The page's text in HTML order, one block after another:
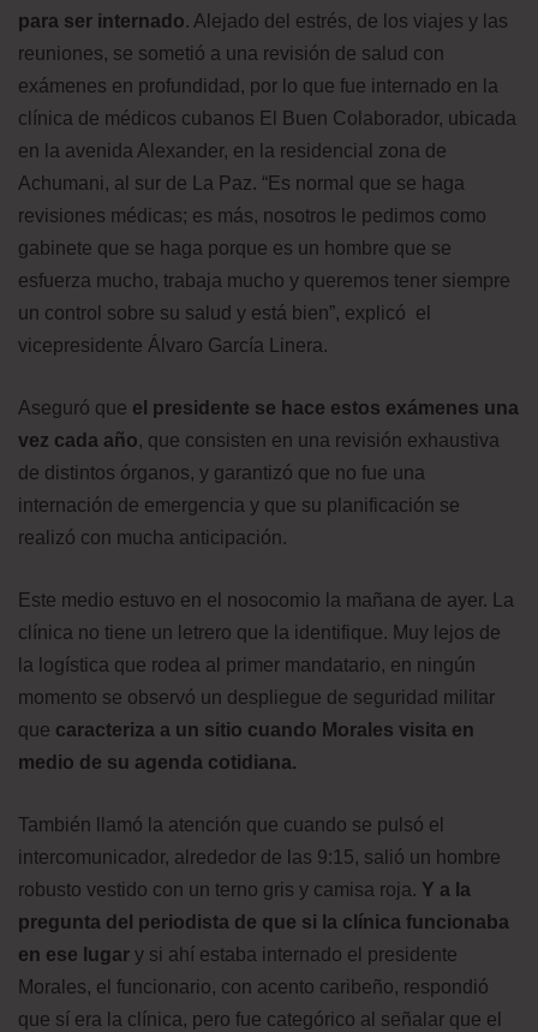
para ser internado. Alejado del estrés, de los viajes y las
reuniones, se sometió a una revisión de salud con
exámenes en profundidad, por lo que fue internado en la
clínica de médicos cubanos El Buen Colaborador, ubicada
en la avenida Alexander, en la residencial zona de
Achumani, al sur de La Paz. “Es normal que se haga
revisiones médicas; es más, nosotros le pedimos como
gabinete que se haga porque es un hombre que se
esfuerza mucho, trabaja mucho y queremos tener siempre
un control sobre su salud y está bien”, explicó el
vicepresidente Álvaro García Linera.
Aseguró que el presidente se hace estos exámenes una
vez cada año, que consisten en una revisión exhaustiva
de distintos órganos, y garantizó que no fue una
internación de emergencia y que su planificación se
realizó con mucha anticipación.
Este medio estuvo en el nosocomio la mañana de ayer. La
clínica no tiene un letrero que la identifique. Muy lejos de
la logística que rodea al primer mandatario, en ningún
momento se observó un despliegue de seguridad militar
que caracteriza a un sitio cuando Morales visita en
medio de su agenda cotidiana.
También llamó la atención que cuando se pulsó el
intercomunicador, alrededor de las 9:15, salió un hombre
robusto vestido con un terno gris y camisa roja. Y a la
pregunta del periodista de que si la clínica funcionaba
en ese lugar y si ahí estaba internado el presidente
Morales, el funcionario, con acento caribeño, respondió
que sí era la clínica, pero fue categórico al señalar que el